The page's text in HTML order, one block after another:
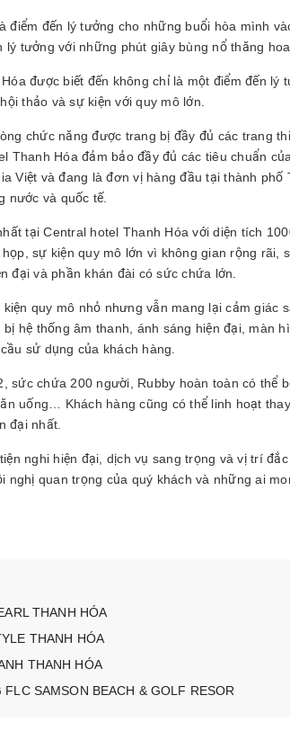
điểm đến lý tưởng cho những buổi hòa mình
tưởng với những phút giây bùng nổ thăng hoa.
được biết đến không chỉ là một điểm đến
thảo và sự kiện với quy mô lớn.
chức năng được trang bị đầy đủ các trang
Thanh Hóa đảm bảo đầy đủ các tiêu chuẩn
Việt và đang là đơn vị hàng đầu tại thành
nước và quốc tế.
tại Central hotel Thanh Hóa với diện tích
sự kiện quy mô lớn vì không gian rộng rãi,
đại và phần khán đài có sức chứa lớn.
quy mô nhỏ nhưng vẫn mang lại cảm giác
hệ thống âm thanh, ánh sáng hiện đại, màn
sử dụng của khách hàng.
sức chứa 200 người, Rubby hoàn toàn có thể
uống… Khách hàng cũng có thể linh hoạt
đại nhất.
nghi hiện đại, dịch vụ sang trọng và vị trí
nghị quan trọng của quý khách và những ai
THANH HÓA
THANH HÓA
THANH HÓA
SAMSON BEACH & GOLF RESOR